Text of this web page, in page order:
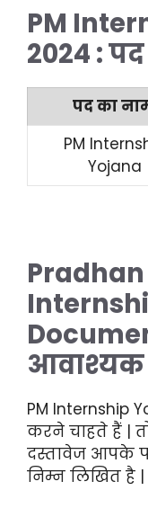
PM
2024 :
पद का
PM
Yojana
आवाश्यक
PM Internship
करने चाहते हैं |
दस्तावेज आपके
निम्न लिखित है |